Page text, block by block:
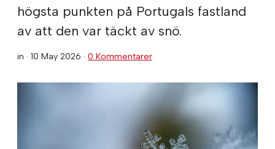
högsta punkten på Portugals fastland
av att den var täckt av snö.
in · 10 May 2026 · 0 Kommentarer